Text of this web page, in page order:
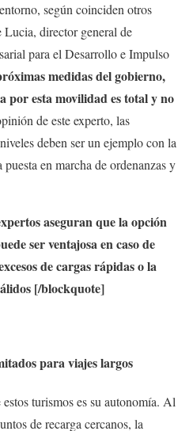
según coinciden otros
Lucia, director general de
para el Desarrollo e Impulso
medidas del gobierno,
por esta movilidad es total y no
de este experto, las
deben ser un ejemplo con la
en marcha de ordenanzas y
aseguran que la opción
ser ventajosa en caso de
de cargas rápidas o la
[/blockquote]
para viajes largos
turismos es su autonomía. Al
de recarga cercanos, la